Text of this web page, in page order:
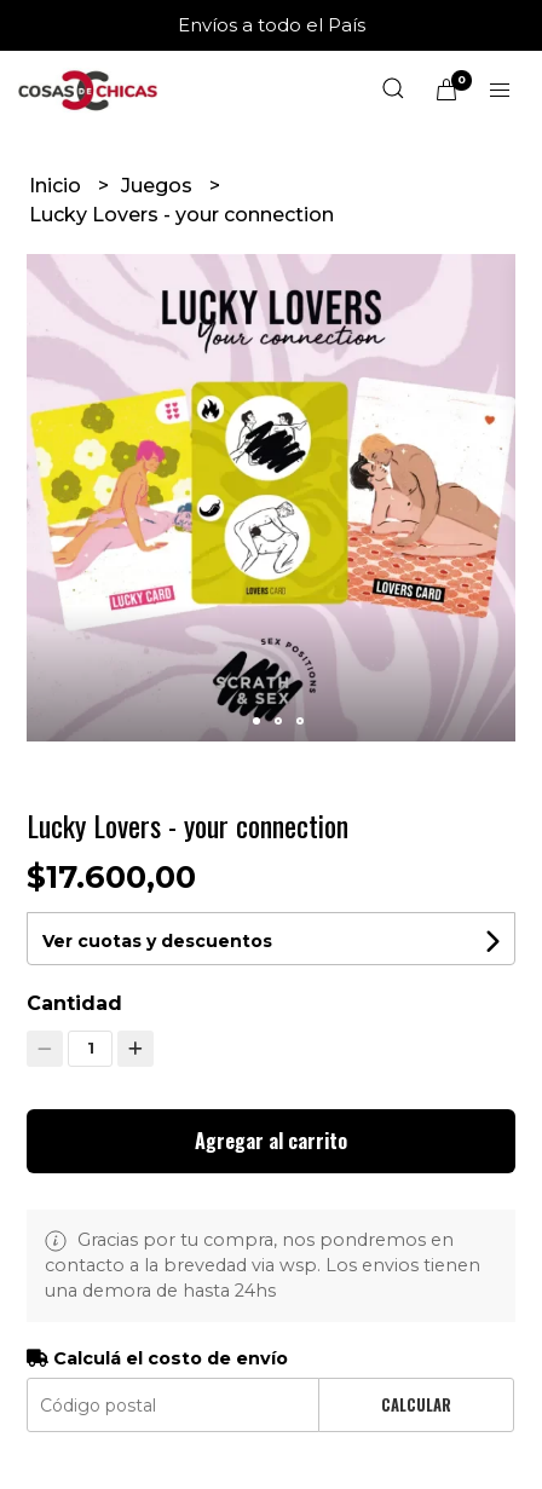
Envíos a todo el País
0
Inicio
Juegos
Lucky Lovers - your connection
Lucky Lovers - your connection
$17.600,00
Ver cuotas y descuentos
Cantidad
1
Agregar al carrito
Gracias por tu compra, nos pondremos en
contacto a la brevedad via wsp. Los envios tienen
una demora de hasta 24hs
Calculá el costo de envío
CALCULAR